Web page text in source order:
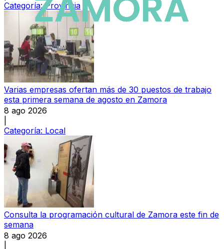
Categoría:Provincia
Varias empresas ofertan más de 30 puestos de trabajo
esta primera semana de agosto en Zamora
8 ago 2026
Categoría: Local
Consulta la programación cultural de Zamora este fin de
semana
8 ago 2026